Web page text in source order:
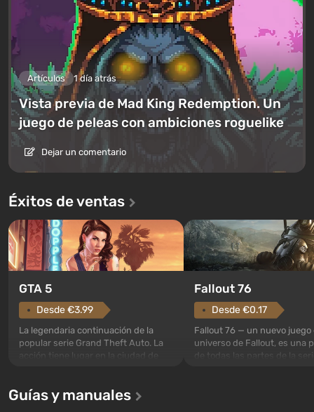
Artículos 1 día atrás
Vista previa de Mad King Redemption. Un
juego de peleas con ambiciones roguelike
Dejar un comentario
Éxitos de ventas
GTA 5
Desde €3.99
La legendaria continuación de la
popular serie Grand Theft Auto. La
acción tiene lugar en la ciudad de
primera vez, el juego contará la
historia de tres personajes: Michael,
Fallout 76
Desde €0.17
Fallout 76 — un nuevo juego
universo de Fallout, es una
de todas las partes de la
Guías y manuales